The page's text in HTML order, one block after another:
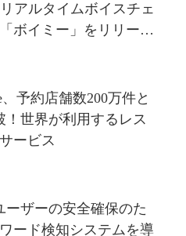
アルタイムボイスチェ
ボイミー」をリリー
、予約店舗数200万件と
！世界が利用するレス
ービス
ーザーの安全確保のた
ード検知システムを導